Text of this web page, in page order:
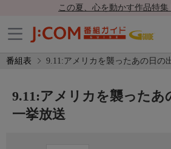
この夏、心を動かす作品特集
番組表 9.11:アメリカを襲ったあの日の
9.11:アメリカを襲ったあ
一挙放送